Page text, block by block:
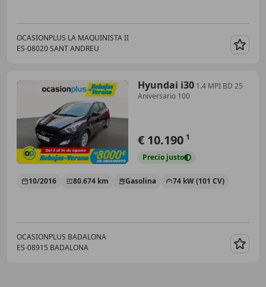
OCASIONPLUS LA MAQUINISTA II
ES-08020 SANT ANDREU
Hyundai i30 1.4 MPI BD 25
Aniversario 100
€ 10.190 1
Precio justo
10/2016 80.674 km Gasolina 74 kW (101 CV)
OCASIONPLUS BADALONA
ES-08915 BADALONA